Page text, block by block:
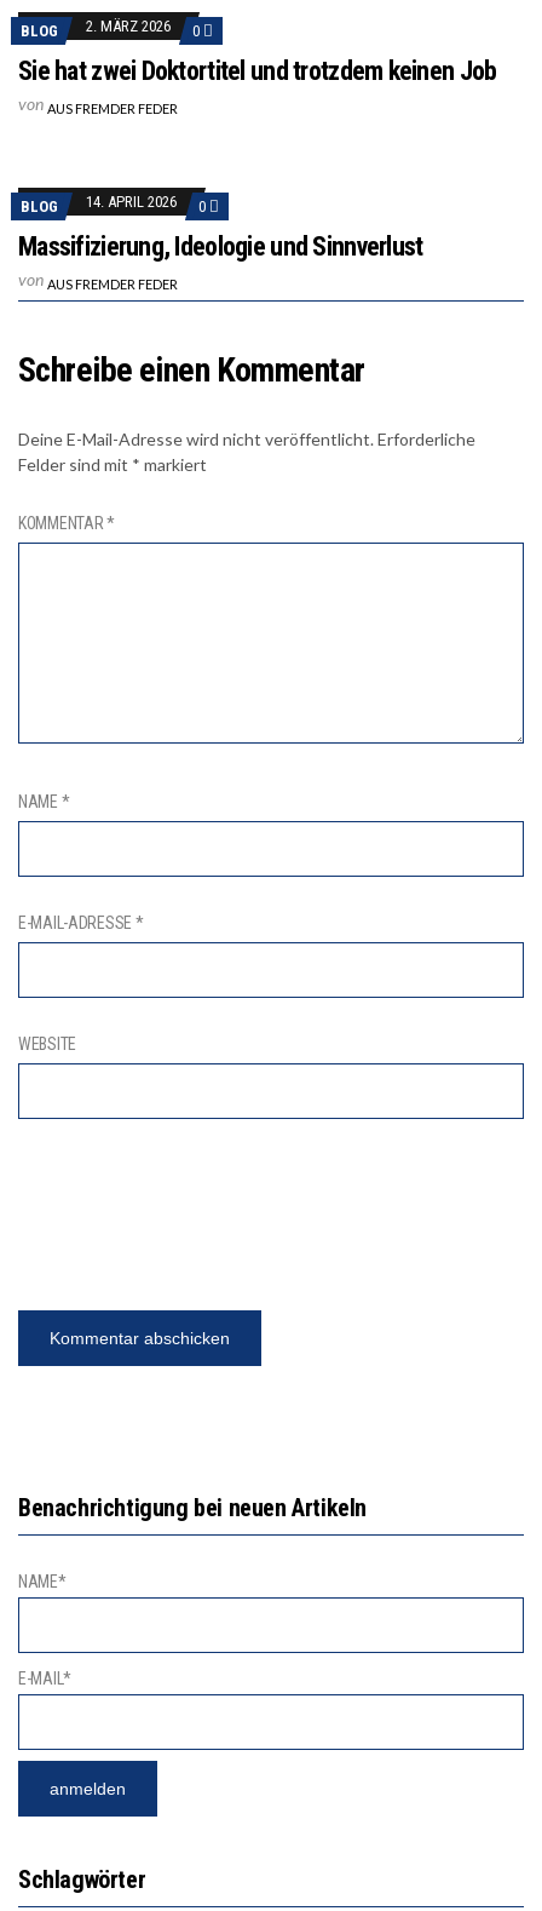
BLOG 2. MÄRZ 2026 0
Sie hat zwei Doktortitel und trotzdem keinen Job
von AUS FREMDER FEDER
BLOG 14. APRIL 2026 0
Massifizierung, Ideologie und Sinnverlust
von AUS FREMDER FEDER
Schreibe einen Kommentar
Deine E-Mail-Adresse wird nicht veröffentlicht.Erforderliche
Felder sind mit * markiert
KOMMENTAR*
NAME *
E-MAIL-ADRESSE *
WEBSITE
Benachrichtigung bei neuen Artikeln
NAME*
E-MAIL*
Schlagwörter